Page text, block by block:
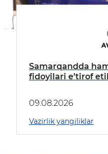
Samarqandda
fidoyilari e’tirof
09.08.2026
Vazirlik yangiliklar